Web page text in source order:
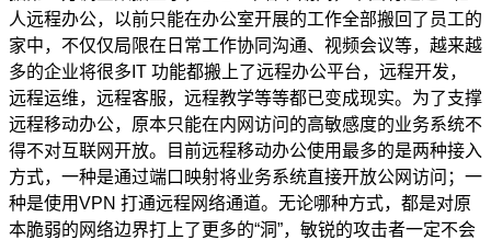
人远程办公，以前只能在办公室开展的工作全部搬回了员工的
家中，不仅仅局限在日常工作协同沟通、视频会议等，越来越
多的企业将很多IT 功能都搬上了远程办公平台，远程开发，
远程运维，远程客服，远程教学等等都已变成现实。为了支撑
远程移动办公，原本只能在内网访问的高敏感度的业务系统不
得不对互联网开放。目前远程移动办公使用最多的是两种接入
方式，一种是通过端口映射将业务系统直接开放公网访问；一
种是使用VPN 打通远程网络通道。无论哪种方式，都是对原
本脆弱的网络边界打上了更多的“洞”，敏锐的攻击者一定不会